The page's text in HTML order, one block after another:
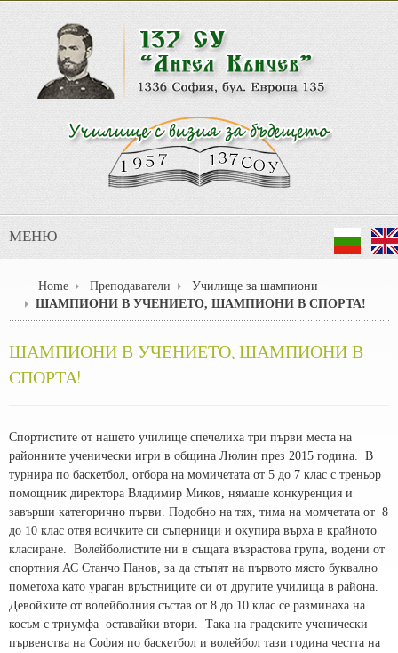
МЕНЮ
Home Преподаватели
Училище за шампиони
ШАМПИОНИ В УЧЕНИЕТО, ШАМПИОНИ В СПОРТА!
ШАМПИОНИ В УЧЕНИЕТО, ШАМПИОНИ В
СПОРТА!
Спортистите от нашето училище спечелиха три първи места на
районните ученически игри в община Люлин през 2015 година. В
турнира по баскетбол, отбора на момичетата от 5 до 7 клас с треньор
помощник директора Владимир Миков, нямаше конкуренция и
завърши категорично първи. Подобно на тях, тима на момчетата от 8
до 10 клас отвя всичките си съперници и окупира върха в крайното
класиране. Волейболистите ни в същата възрастова група, водени от
спортния АС Станчо Панов, за да стъпят на първото място буквално
пометоха като ураган връстниците си от другите училища в района.
Девойките от волейболния състав от 8 до 10 клас се разминаха на
косъм с триумфа оставайки втори. Така на градските ученически
първенства на София по баскетбол и волейбол тази година честта на